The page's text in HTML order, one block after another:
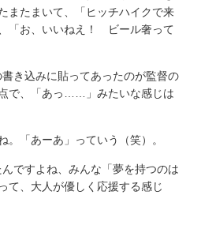
またまいて、「ヒッチハイクで来
「お、いいねえ！ ビール奢って
き込みに貼ってあったのが監督の
で、「あっ……」みたいな感じは
「あーあ」っていう（笑）。
ですよね、みんな「夢を持つのは
て、大人が優しく応援する感じ